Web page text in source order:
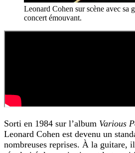
Leonard Cohen sur scène avec sa
concert émouvant.
Sorti en 1984 sur l’album Various
Leonard Cohen est devenu un
nombreuses reprises. À la guitare,